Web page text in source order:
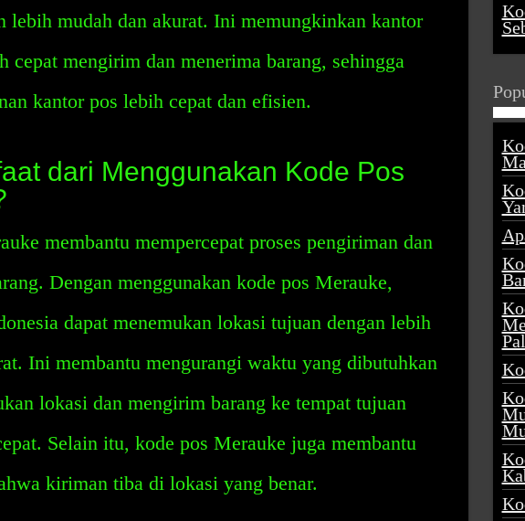
lebih mudah dan akurat. Ini memungkinkan kantor
cepat mengirim dan menerima barang, sehingga
kantor pos lebih cepat dan efisien.
dari Menggunakan Kode Pos
membantu mempercepat proses pengiriman dan
Dengan menggunakan kode pos Merauke,
dapat menemukan lokasi tujuan dengan lebih
Ini membantu mengurangi waktu yang dibutuhkan
lokasi dan mengirim barang ke tempat tujuan
Selain itu, kode pos Merauke juga membantu
kiriman tiba di lokasi yang benar.